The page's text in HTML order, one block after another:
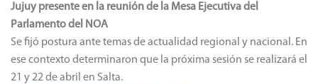
Jujuy presente en la reunión de la Mesa Ejecutiva del
Parlamento del NOA
Se fijó postura ante temas de actualidad regional y nacional. En
ese contexto determinaron que la próxima sesión se realizará el
21 y 22 de abril en Salta.